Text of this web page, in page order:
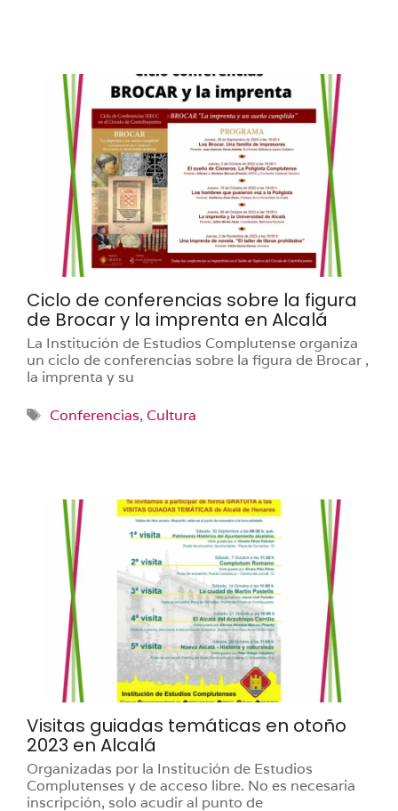
Ciclo de conferencias sobre la figura
de Brocar y la imprenta en Alcalá
La Institución de Estudios Complutense organiza
un ciclo de conferencias sobre la figura de Brocar ,
la imprenta y su
Etiquetas
Conferencias, Cultura
Visitas guiadas temáticas en otoño
2023 en Alcalá
Organizadas por la Institución de Estudios
Complutenses y de acceso libre. No es necesaria
inscripción, solo acudir al punto de